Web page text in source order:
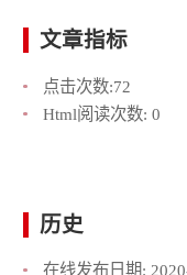
文章指标
点击次数:72
Html阅读次数: 0
历史
在线发布日期: